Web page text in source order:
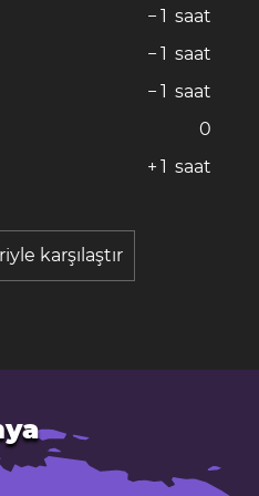
− 1 saat
− 1 saat
− 1 saat
0
+ 1 saat
karşılaştır